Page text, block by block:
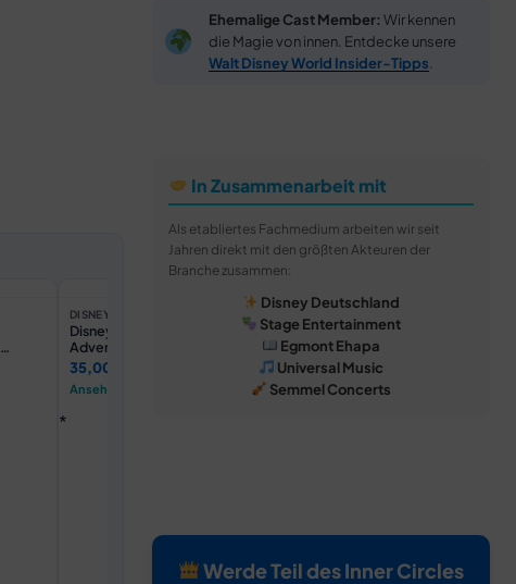
DISNEY STORE DE
Disneyland Paris -
Adventure World - Minnie
Maus -
Paillettenbesetzter
Haarreif mit Ohren für
35,00 €
Ansehen →
DISNEY STORE DE
Micky Maus - Haarreif mit
Ohren für Erwachsene
41,00 €
Ansehen →
Ehemalige Cast Member: Wir kennen
die Magie von innen. Entdecke unsere
Walt Disney World Insider-Tipps
In Zusammenarbeit mit
Als etabliertes Fachmedium arbeiten wir seit
Jahren direkt mit den größten Akteuren der
Branche zusammen:
Disney Deutschland
Stage Entertainment
Egmont Ehapa
Universal Music
Semmel Concerts
Werde Teil des Inner Circles